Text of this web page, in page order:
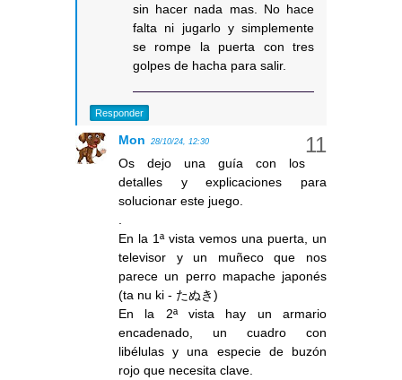
sin hacer nada mas. No hace
falta ni jugarlo y simplemente
se rompe la puerta con tres
golpes de hacha para salir.
Responder
Mon 28/10/24, 12:30
Os dejo una guía con los
detalles y explicaciones para
solucionar este juego.
En la 1ª vista vemos una puerta, un
televisor y un muñeco que nos
parece un perro mapache japonés
(ta nu ki - たぬき)
En la 2ª vista hay un armario
encadenado, un cuadro con
libélulas y una especie de buzón
rojo que necesita clave.